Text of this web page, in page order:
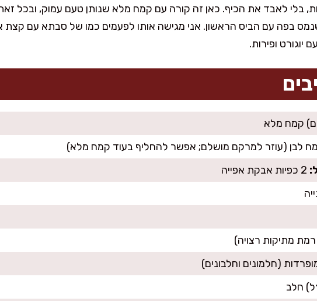
בלי לאבד את הכיף. כאן זה קורה עם קמח מלא שנותן טעם עמוק, ובכל
בפה עם הביס הראשון. אני מגישה אותו לפעמים כמו של סבתא עם קצת
יוגורט ופירות.